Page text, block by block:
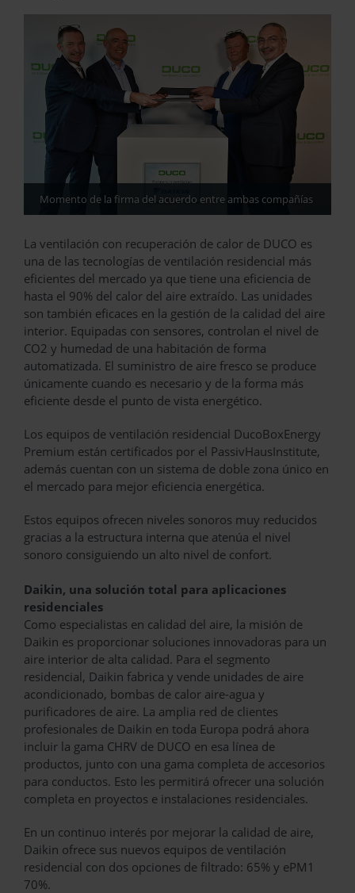
Momento de la firma del acuerdo entre ambas compañías
La ventilación con recuperación de calor de DUCO es
una de las tecnologías de ventilación residencial más
eficientes del mercado ya que tiene una eficiencia de
hasta el 90% del calor del aire extraído. Las unidades
son también eficaces en la gestión de la calidad del aire
interior. Equipadas con sensores, controlan el nivel de
CO2 y humedad de una habitación de forma
automatizada. El suministro de aire fresco se produce
únicamente cuando es necesario y de la forma más
eficiente desde el punto de vista energético.
Los equipos de ventilación residencial DucoBoxEnergy
Premium están certificados por el PassivHausInstitute,
además cuentan con un sistema de doble zona único en
el mercado para mejor eficiencia energética.
Estos equipos ofrecen niveles sonoros muy reducidos
gracias a la estructura interna que atenúa el nivel
sonoro consiguiendo un alto nivel de confort.
Daikin, una solución total para aplicaciones
residenciales
Como especialistas en calidad del aire, la misión de
Daikin es proporcionar soluciones innovadoras para un
aire interior de alta calidad. Para el segmento
residencial, Daikin fabrica y vende unidades de aire
acondicionado, bombas de calor aire-agua y
purificadores de aire. La amplia red de clientes
profesionales de Daikin en toda Europa podrá ahora
incluir la gama CHRV de DUCO en esa línea de
productos, junto con una gama completa de accesorios
para conductos. Esto les permitirá ofrecer una solución
completa en proyectos e instalaciones residenciales.
En un continuo interés por mejorar la calidad de aire,
Daikin ofrece sus nuevos equipos de ventilación
residencial con dos opciones de filtrado: 65% y ePM1
70%.